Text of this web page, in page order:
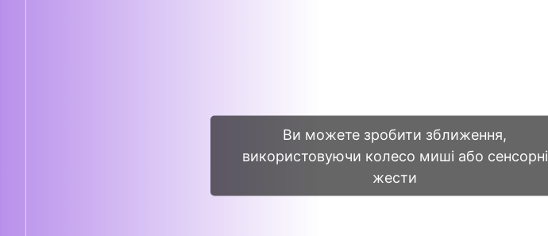
Ви можете зробити зближення,
використовуючи колесо миші або сенсорні
жести